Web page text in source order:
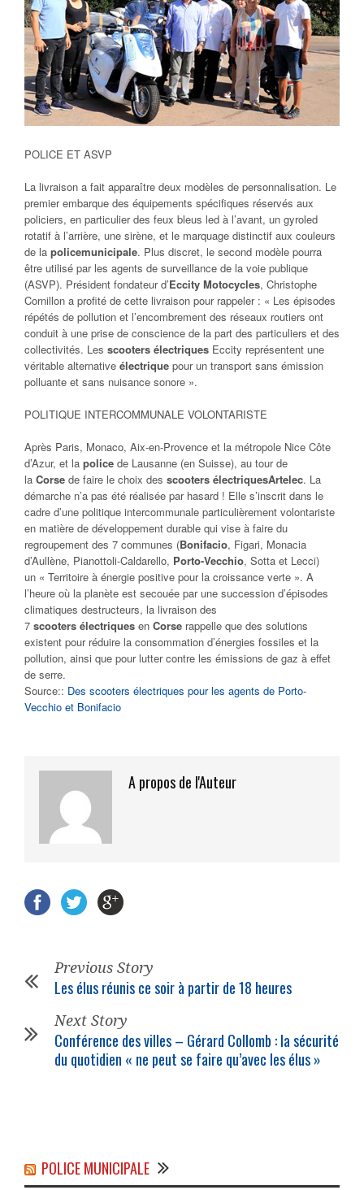
POLICE ET ASVP
La livraison a fait apparaître deux modèles de personnalisation. Le
premier embarque des équipements spécifiques réservés aux
policiers, en particulier des feux bleus led à l’avant, un gyroled
rotatif à l’arrière, une sirène, et le marquage distinctif aux couleurs
de la policemunicipale. Plus discret, le second modèle pourra
être utilisé par les agents de surveillance de la voie publique
(ASVP). Président fondateur d’Eccity Motocycles, Christophe
Cornillon a profité de cette livraison pour rappeler : « Les épisodes
répétés de pollution et l’encombrement des réseaux routiers ont
conduit à une prise de conscience de la part des particuliers et des
collectivités. Les scooters électriques Eccity représentent une
véritable alternative électrique pour un transport sans émission
polluante et sans nuisance sonore ».
POLITIQUE INTERCOMMUNALE VOLONTARISTE
Après Paris, Monaco, Aix-en-Provence et la métropole Nice Côte
d’Azur, et la police de Lausanne (en Suisse), au tour de
la Corse de faire le choix des scooters électriquesArtelec. La
démarche n’a pas été réalisée par hasard ! Elle s’inscrit dans le
cadre d’une politique intercommunale particulièrement volontariste
en matière de développement durable qui vise à faire du
regroupement des 7 communes (Bonifacio, Figari, Monacia
d’Aullène, Pianottoli-Caldarello, Porto-Vecchio, Sotta et Lecci)
un « Territoire à énergie positive pour la croissance verte ». A
l’heure où la planète est secouée par une succession d’épisodes
climatiques destructeurs, la livraison des
7 scooters électriques en Corse rappelle que des solutions
existent pour réduire la consommation d’énergies fossiles et la
pollution, ainsi que pour lutter contre les émissions de gaz à effet
de serre.
Source:: Des scooters électriques pour les agents de Porto-
Vecchio et Bonifacio
A propos de l'Auteur
Previous Story
Les élus réunis ce soir à partir de 18 heures
Next Story
Conférence des villes – Gérard Collomb : la sécurité
du quotidien « ne peut se faire qu’avec les élus »
POLICE MUNICIPALE